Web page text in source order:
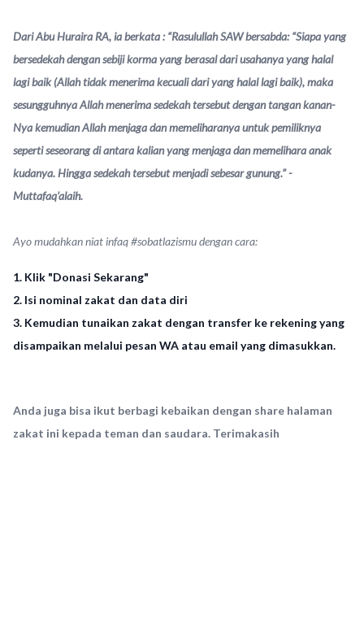
Dari Abu Huraira RA, ia berkata : “Rasulullah SAW bersabda: “Siapa yang
bersedekah dengan sebiji korma yang berasal dari usahanya yang halal
lagi baik (Allah tidak menerima kecuali dari yang halal lagi baik), maka
sesungguhnya Allah menerima sedekah tersebut dengan tangan kanan-
Nya kemudian Allah menjaga dan memeliharanya untuk pemiliknya
seperti seseorang di antara kalian yang menjaga dan memelihara anak
kudanya. Hingga sedekah tersebut menjadi sebesar gunung.” -
Muttafaq’alaih.
Ayo mudahkan niat infaq #sobatlazismu dengan cara:
1. Klik "Donasi Sekarang"
2. Isi nominal zakat dan data diri
3. Kemudian tunaikan zakat dengan transfer ke rekening yang
disampaikan melalui pesan WA atau email yang dimasukkan.
Anda juga bisa ikut berbagi kebaikan dengan share halaman
zakat ini kepada teman dan saudara. Terimakasih